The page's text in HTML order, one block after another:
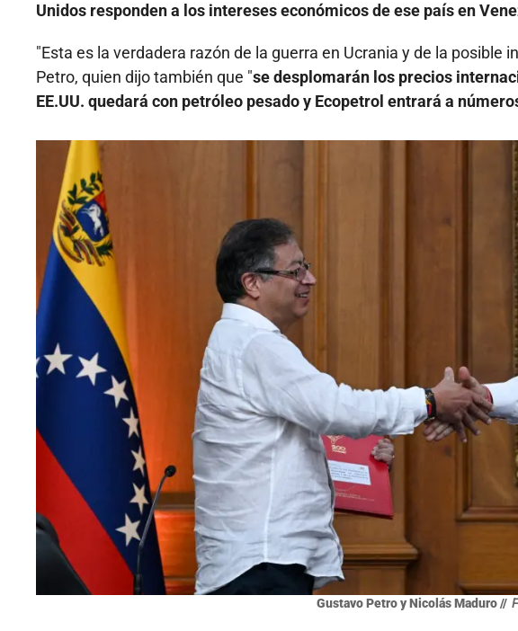
Unidos responden a los intereses económicos de ese país en
"Esta es la verdadera razón de la guerra en Ucrania y de la posible
Petro, quien dijo también que "se desplomarán los precios
EE.UU. quedará con petróleo pesado y Ecopetrol entrará a
Gustavo Petro y Nicolás Maduro //